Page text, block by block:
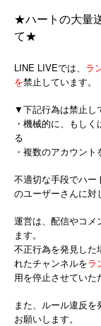
★ハートの大量
て★
LINE LIVEでは、 ラ
を禁止しています。
▼下記行為は禁止し
・機械的に、もし
る
・複数のアカウン
不適切な手段でハー
のユーザーさんに対
運営は、配信やコメ
ます。
不正行為を発見した
れたチャンネルをラ
用を停止させていた
また、ルール違反
お願いします。